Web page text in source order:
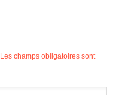
Les champs obligatoires sont